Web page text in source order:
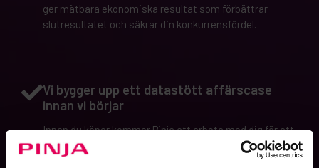
ger mätbara ekonomiska resultat som förbättrar
slutresultatet och säkrar din konkurrensfördel.
Vi bygger upp ett datastött affärscase
innan vi börjar
Innan du köper kommer Pinja att arbeta med dig för att
kvantifiera den faktiska avkastningen på investeringen
- kartlägga specifika kostnadsbesparingar,